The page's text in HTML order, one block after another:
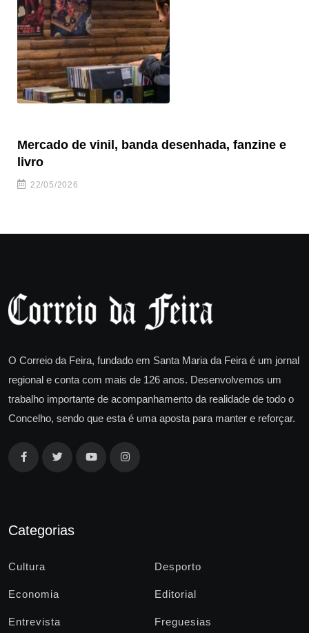
Mercado de vinil, banda desenhada, fanzine e
livro
22/05/2026
O Correio da Feira, fundado em Santa Maria da Feira é um jornal
regional e conta com mais de 126 anos. Desenvolvemos um
trabalho importante de acompanhamento da realidade de todo o
Concelho, sendo que esta é uma aposta para manter e reforçar.
Categorias
Cultura Desporto
Economia Editorial
Entrevista Freguesias